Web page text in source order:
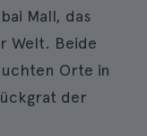
Mall, das
Welt. Beide
Orte in
der